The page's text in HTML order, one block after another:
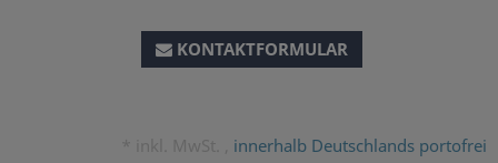
KONTAKTFORMULAR
innerhalb Deutschlands portofrei